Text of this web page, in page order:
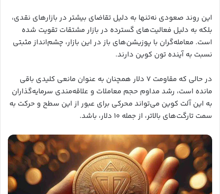
این روند صعودی نه‌تنها به دلیل تقاضای بیشتر در بازارهای نقدی،
بلکه به دلیل فعالیت‌های گسترده در بازار مشتقات تقویت شده
است. معامله‌گران با پوزیشن‌های باز در این بازار، چشم‌انداز مثبتی
نسبت به آینده تون کوین دارند.
در حالی که مقاومت ۷ دلار همچنان به عنوان مانعی کلیدی باقی
مانده است، رشد مداوم حجم معاملات و علاقه‌مندی سرمایه‌گذاران
به این آلت کوین می‌تواند محرکی برای عبور از این سطح و حرکت به
سمت تارگت‌های بالاتر، از جمله ۱۰ دلار، باشد.